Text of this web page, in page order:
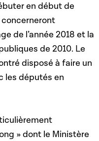
en début de
concerneront
de l’année 2018 et la
de 2010. Le
disposé à faire un
les députés en
» dont le Ministère